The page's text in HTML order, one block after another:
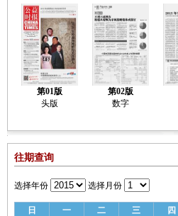
第01版
头版
第02版
数字
往期查询
选择年份 选择月份
日 一 二 三 四